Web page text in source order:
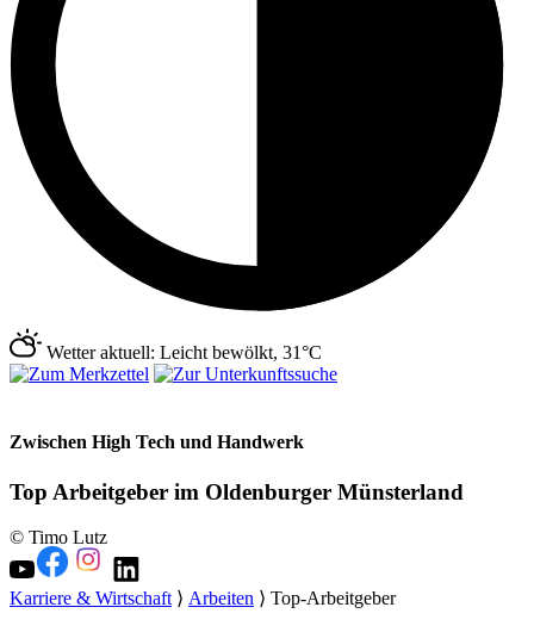
Wetter aktuell: Leicht bewölkt, 31°C
Zwischen High Tech und Handwerk
Top Arbeitgeber im Oldenburger Münsterland
© Timo Lutz
Karriere & Wirtschaft⟩ Arbeiten ⟩ Top-Arbeitgeber